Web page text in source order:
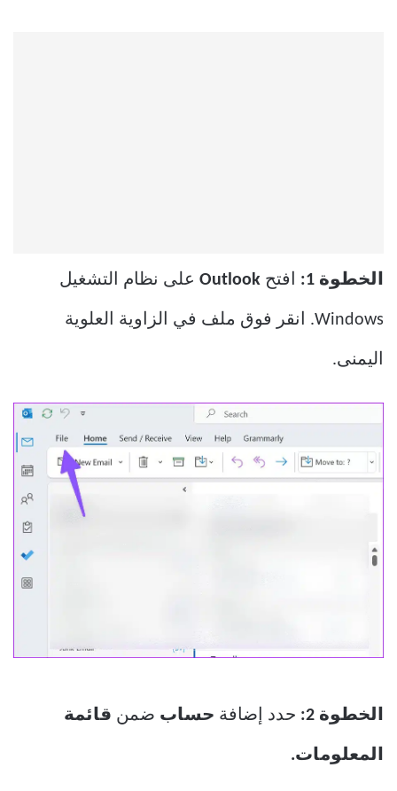
الخطوة 1: افتح Outlook على نظام التشغيل
Windows. انقر فوق ملف في الزاوية العلوية
اليمنى.
الخطوة 2: حدد إضافة حساب ضمن قائمة
المعلومات.